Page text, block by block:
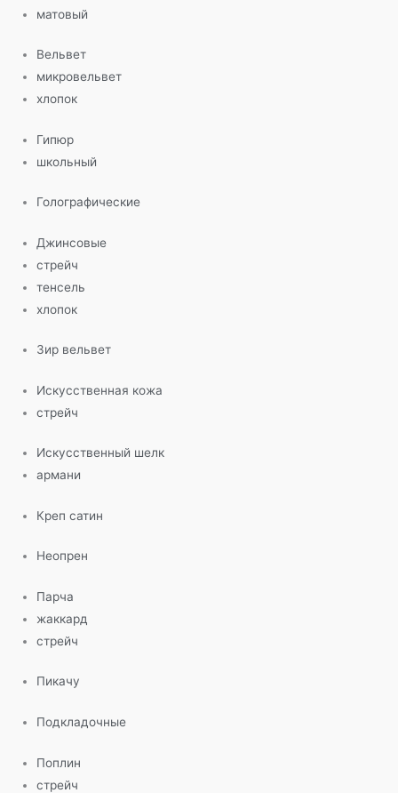
матовый
Вельвет
микровельвет
хлопок
Гипюр
школьный
Голографические
Джинсовые
стрейч
тенсель
хлопок
Зир вельвет
Искусственная кожа
стрейч
Искусственный шелк
армани
Креп сатин
Неопрен
Парча
жаккард
стрейч
Пикачу
Подкладочные
Поплин
стрейч